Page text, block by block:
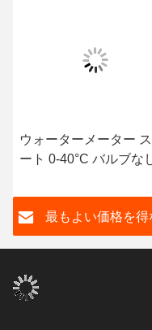
ウォーターメーター
ート 0-40°C バルブな
最もよい価格を得